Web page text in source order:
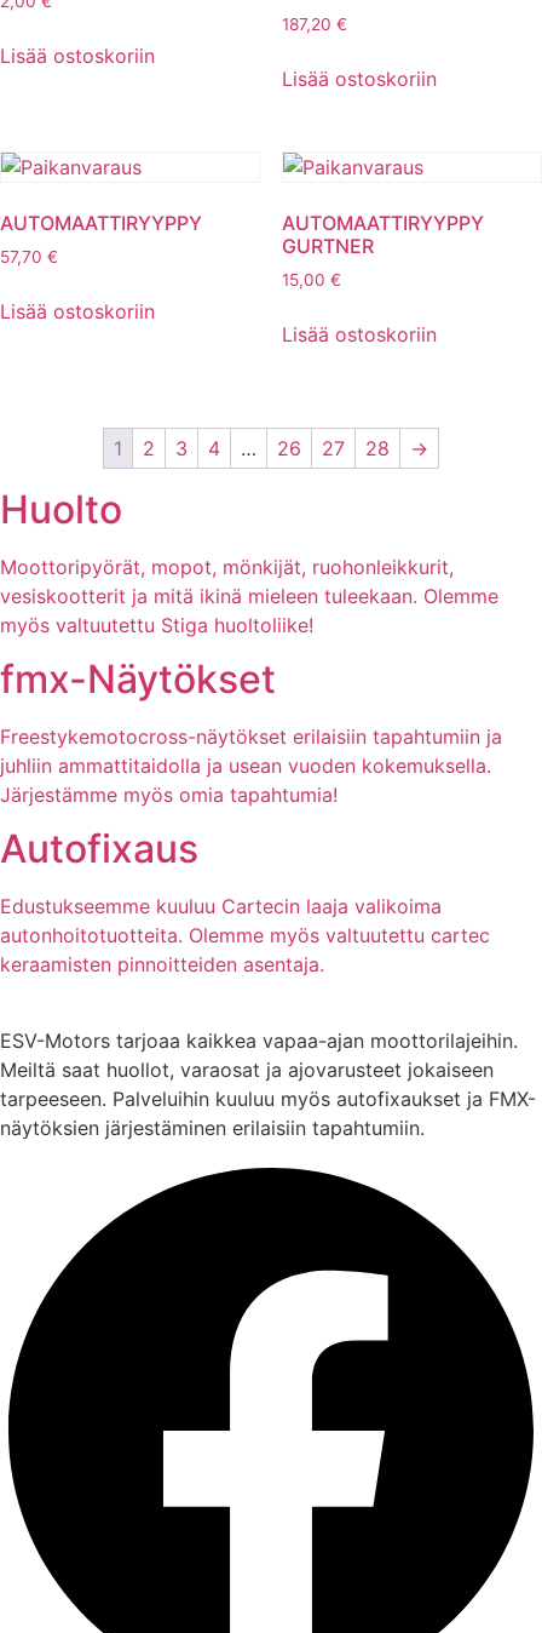
Lisää ostoskoriin
187,20 €
Lisää ostoskoriin
AUTOMAATTIRYYPPY
57,70 €
Lisää ostoskoriin
AUTOMAATTIRYYPPY
GURTNER
15,00 €
Lisää ostoskoriin
1 2 3 4 … 26 27 28 →
Huolto
Moottoripyörät, mopot, mönkijät, ruohonleikkurit,
vesiskootterit ja mitä ikinä mieleen tuleekaan. Olemme
myös valtuutettu Stiga huoltoliike!
fmx-Näytökset
Freestykemotocross-näytökset erilaisiin tapahtumiin ja
juhliin ammattitaidolla ja usean vuoden kokemuksella.
Järjestämme myös omia tapahtumia!
Autofixaus
Edustukseemme kuuluu Cartecin laaja valikoima
autonhoitotuotteita. Olemme myös valtuutettu cartec
keraamisten pinnoitteiden asentaja.
ESV-Motors tarjoaa kaikkea vapaa-ajan moottorilajeihin.
Meiltä saat huollot, varaosat ja ajovarusteet jokaiseen
tarpeeseen. Palveluihin kuuluu myös autofixaukset ja FMX-
näytöksien järjestäminen erilaisiin tapahtumiin.